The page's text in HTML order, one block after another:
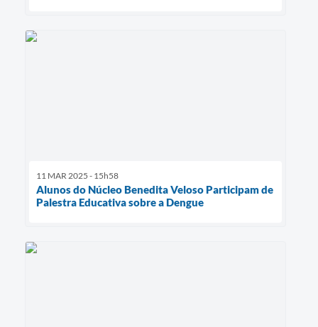
11 MAR 2025 - 15h58
Alunos do Núcleo Benedita Veloso Participam de
Palestra Educativa sobre a Dengue